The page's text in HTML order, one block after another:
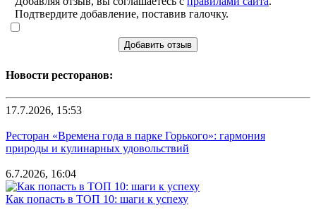
Подтвердите добавление, поставив галочку.
Добавить отзыв
Новости ресторанов:
17.7.2026, 15:53
Ресторан «Времена года в парке Горького»: гармония
природы и кулинарных удовольствий
6.7.2026, 16:04
Как попасть в ТОП 10: шаги к успеху